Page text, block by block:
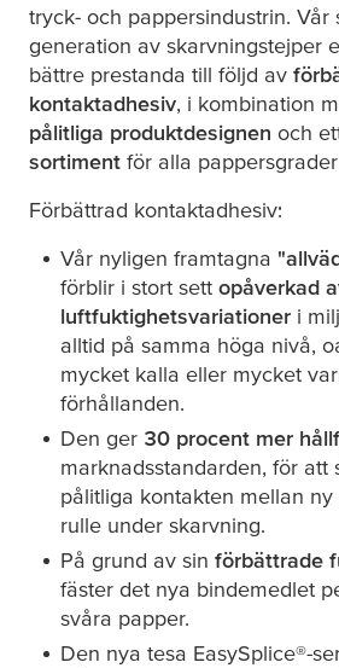
tryck- och pappersindustrin. Vår
generation av skarvningstejper
bättre prestanda till följd av
kontaktadhesiv, i kombination
pålitliga produktdesignen och
sortiment för alla
Förbättrad kontaktadhesiv:
Vår nyligen framtagna
förblir i stort sett opåverkad
luftfuktighetsvariationer i
alltid på samma höga nivå,
mycket kalla eller mycket
förhållanden.
Den ger 30 procent mer
marknadsstandarden, för att
pålitliga kontakten mellan
rulle under skarvning.
På grund av sin förbättrade
fäster det nya bindemedlet
svåra papper.
Den nya tesa EasySplice®-